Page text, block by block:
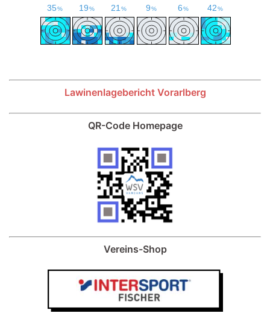
Lawinenlagebericht Vorarlberg
QR-Code Homepage
Vereins-Shop